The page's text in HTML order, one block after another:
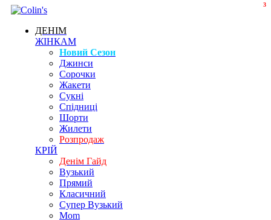
ДЕНІМ
ЖІНКАМ
Новий Сезон
Джинси
Сорочки
Жакети
Сукні
Спідниці
Шорти
Жилети
Розпродаж
КРІЙ
Денім Гайд
Вузький
Прямий
Класичний
Супер Вузький
Mom
3